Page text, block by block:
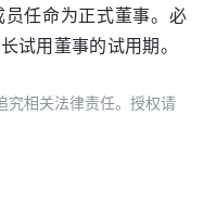
任命为正式董事。必
试用董事的试用期。
究相关法律责任。授权请